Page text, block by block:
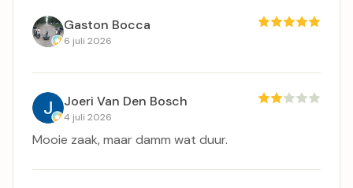
Gaston Bocca
6 juli 2026
Joeri Van Den Bosch
4 juli 2026
Mooie zaak, maar damm wat duur.